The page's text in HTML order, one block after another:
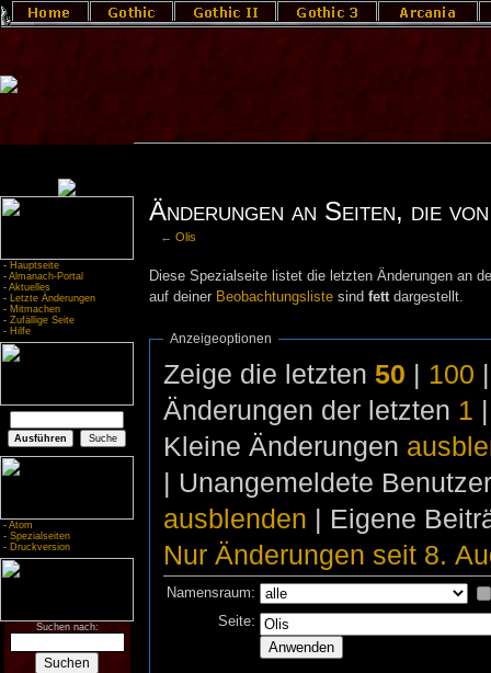
- Hauptseite
- Almanach-Portal
- Aktuelles
- Letzte Änderungen
- Mitmachen
- Zufällige Seite
- Hilfe
- Atom
- Spezialseiten
- Druckversion
Suchen nach:
Änderungen an Seiten, die
←Olis
Diese Spezialseite listet die letzten Änderungen an
auf deiner Beobachtungslistesind fettdargestellt.
Anzeigeoptionen
Zeige die letzten 50 | 100
Änderungen der letzten 1
Kleine Änderungen
| Unangemeldete
ausblenden | Eigene
Nur Änderungen seit 8.
Namensraum:
Seite: